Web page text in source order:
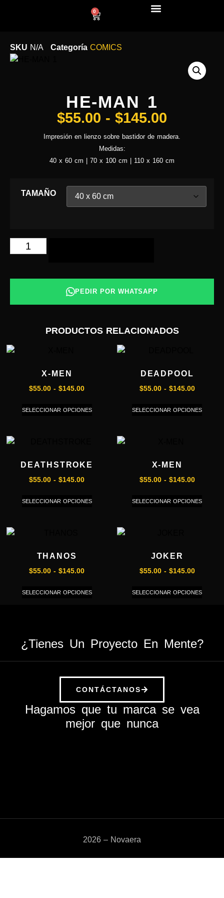
0
SKU N/A Categoría COMICS
HE-MAN 1
$55.00 - $145.00
Impresión en lienzo sobre bastidor de madera.
Medidas:
40 x 60 cm | 70 x 100 cm | 110 x 160 cm
TAMAÑO
PEDIR POR WHATSAPP
PRODUCTOS RELACIONADOS
X-MEN
$55.00 - $145.00
SELECCIONAR OPCIONES
DEADPOOL
$55.00 - $145.00
SELECCIONAR OPCIONES
DEATHSTROKE
$55.00 - $145.00
SELECCIONAR OPCIONES
X-MEN
$55.00 - $145.00
SELECCIONAR OPCIONES
THANOS
$55.00 - $145.00
SELECCIONAR OPCIONES
JOKER
$55.00 - $145.00
SELECCIONAR OPCIONES
¿Tienes Un Proyecto En Mente?
CONTÁCTANOS
Hagamos que tu marca se vea
mejor que nunca
2026 – Novaera